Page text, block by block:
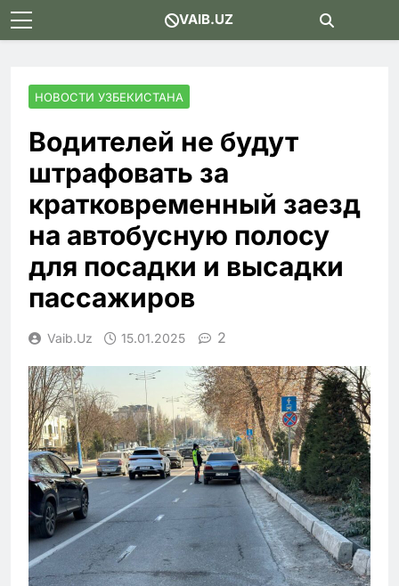
Skip
to
VAIB.UZ
НОВОСТИ УЗБЕКИСТАНА
Водителей не будут
штрафовать за
кратковременный заезд
на автобусную полосу
для посадки и высадки
пассажиров
Vaib.uz 15.01.2025 2